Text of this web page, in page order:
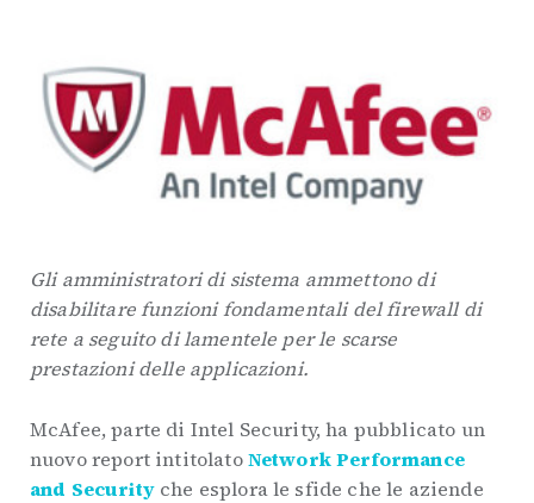
Gli amministratori di sistema ammettono di
disabilitare funzioni fondamentali del firewall di
rete a seguito di lamentele per le scarse
prestazioni delle applicazioni.
McAfee, parte di Intel Security, ha pubblicato un
nuovo report intitolatoNetwork Performance
and Securityche esplora le sfide che le aziende